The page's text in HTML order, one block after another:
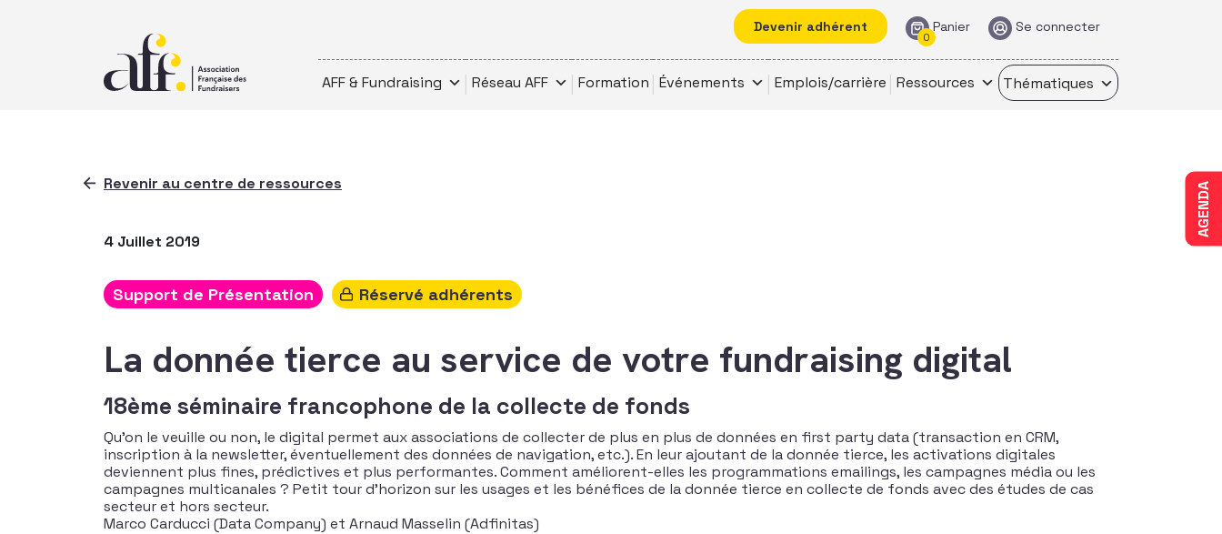
Devenir adhérent Panier
0
Se connecter
AFF & Fundraising Réseau AFF Formation Événements Emplois/carrière Ressources Thématiques
AGENDA
Revenir au centre de ressources
4 Juillet 2019
Support de Présentation Réservé adhérents
La donnée tierce au service de votre fundraising digital
18ème séminaire francophone de la collecte de fonds
Qu’on le veuille ou non, le digital permet aux associations de collecter de plus en plus de données en first party data (transaction en CRM,
inscription à la newsletter, éventuellement des données de navigation, etc.). En leur ajoutant de la donnée tierce, les activations digitales
deviennent plus fines, prédictives et plus performantes. Comment améliorent-elles les programmations emailings, les campagnes média ou les
campagnes multicanales ? Petit tour d’horizon sur les usages et les bénéfices de la donnée tierce en collecte de fonds avec des études de cas
secteur et hors secteur.
Marco Carducci (Data Company) et Arnaud Masselin (Adfinitas)